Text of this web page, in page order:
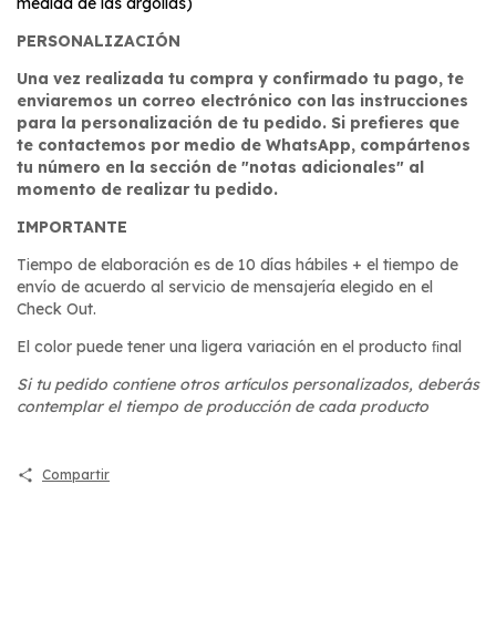
PERSONALIZACIÓN
Una vez realizada tu compra y confirmado tu pago, te
enviaremos un correo electrónico con las instrucciones
para la personalización de tu pedido. Si prefieres que
te contactemos por medio de WhatsApp, compártenos
tu número en la sección de "notas adicionales" al
momento de realizar tu pedido.
IMPORTANTE
Tiempo de elaboración es de 10 días hábiles + el tiempo de
envío de acuerdo al servicio de mensajería elegido en el
Check Out.
El color puede tener una ligera variación en el producto ﬁnal
Si tu pedido contiene otros artículos personalizados, deberás
contemplar el tiempo de producción de cada producto
Compartir